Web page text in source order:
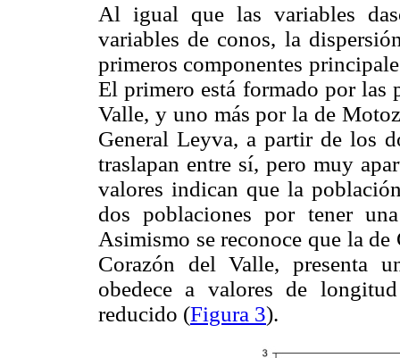
Al igual que las variables
variables de conos, la
primeros componentes
El primero está formado por las
Valle, y uno más por la de
General Leyva, a partir de los
traslapan entre sí, pero muy
valores indican que la
dos poblaciones por tener
Asimismo se reconoce que la
Corazón del Valle, presenta
obedece a valores de
reducido (Figura 3).